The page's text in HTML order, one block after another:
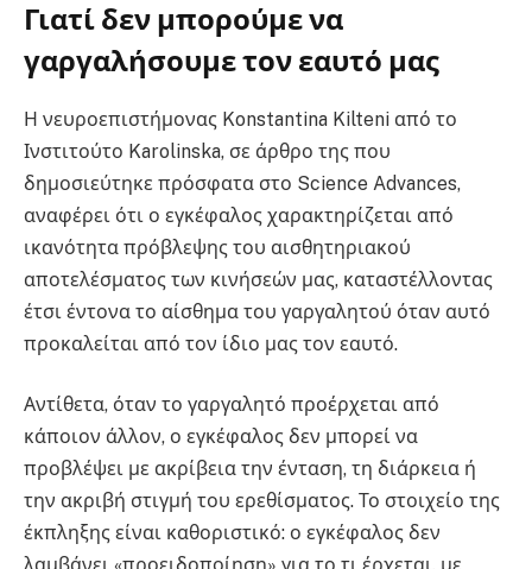
Γιατί δεν μπορούμε να
γαργαλήσουμε τον εαυτό μας
Η νευροεπιστήμονας Konstantina Kilteni από το
Ινστιτούτο Karolinska, σε άρθρο της που
δημοσιεύτηκε πρόσφατα στο Science Advances,
αναφέρει ότι ο εγκέφαλος χαρακτηρίζεται από
ικανότητα πρόβλεψης του αισθητηριακού
αποτελέσματος των κινήσεών μας, καταστέλλοντας
έτσι έντονα το αίσθημα του γαργαλητού όταν αυτό
προκαλείται από τον ίδιο μας τον εαυτό.
Αντίθετα, όταν το γαργαλητό προέρχεται από
κάποιον άλλον, ο εγκέφαλος δεν μπορεί να
προβλέψει με ακρίβεια την ένταση, τη διάρκεια ή
την ακριβή στιγμή του ερεθίσματος. Το στοιχείο της
έκπληξης είναι καθοριστικό: ο εγκέφαλος δεν